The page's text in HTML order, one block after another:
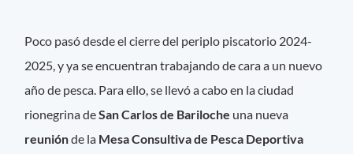
Poco pasó desde el cierre del periplo piscatorio 2024-
2025, y ya se encuentran trabajando de cara a un nuevo
año de pesca. Para ello, se llevó a cabo en la ciudad
rionegrina deSan Carlos de Bariloche una nueva
reuniónde la Mesa Consultiva de Pesca Deportiva